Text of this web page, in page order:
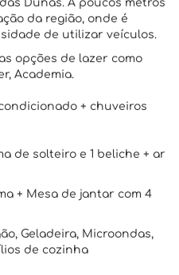
Dunas. A poucos metros
da região, onde é
de utilizar veículos.
opções de lazer como
Academia.
+ chuveiros
de solteiro e 1 beliche + ar
+ Mesa de jantar com 4
Geladeira, Microondas,
de cozinha